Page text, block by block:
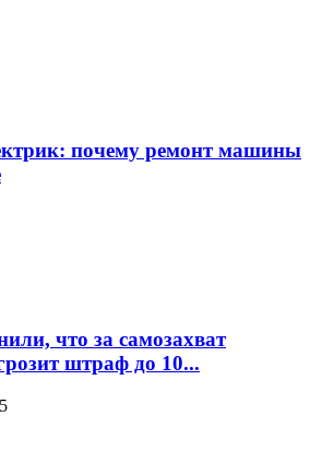
почему ремонт машины
что за самозахват
штраф до 10...